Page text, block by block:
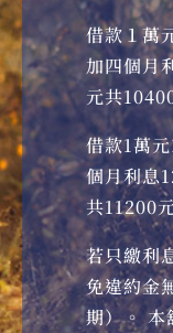
借款１萬
加四個月
元共
借款1萬
個月利息
共11200
若只繳利
免違約金
期）。 本